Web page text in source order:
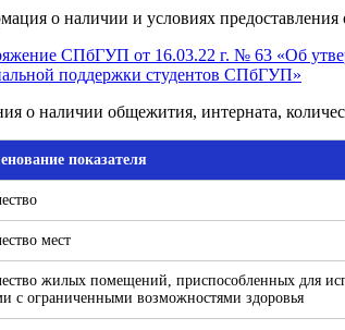
о наличии и условиях
СПбГУП от 16.03.22 г. № 63 «Об
поддержки студентов СПбГУП»
о наличии общежития, интерната,
показателя
мест
жилых помещений, приспособленных для
с ограниченными возможностями здоровья